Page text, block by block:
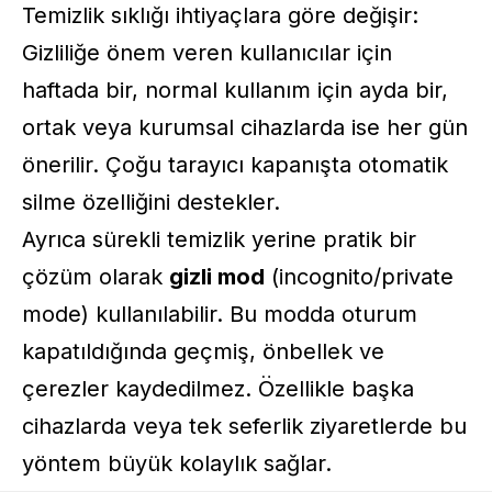
Temizlik sıklığı ihtiyaçlara göre değişir:
Gizliliğe önem veren kullanıcılar için
haftada bir, normal kullanım için ayda bir,
ortak veya kurumsal cihazlarda ise her gün
önerilir. Çoğu tarayıcı kapanışta otomatik
silme özelliğini destekler.
Ayrıca sürekli temizlik yerine pratik bir
çözüm olarak gizli mod (incognito/private
mode) kullanılabilir. Bu modda oturum
kapatıldığında geçmiş, önbellek ve
çerezler kaydedilmez. Özellikle başka
cihazlarda veya tek seferlik ziyaretlerde bu
yöntem büyük kolaylık sağlar.